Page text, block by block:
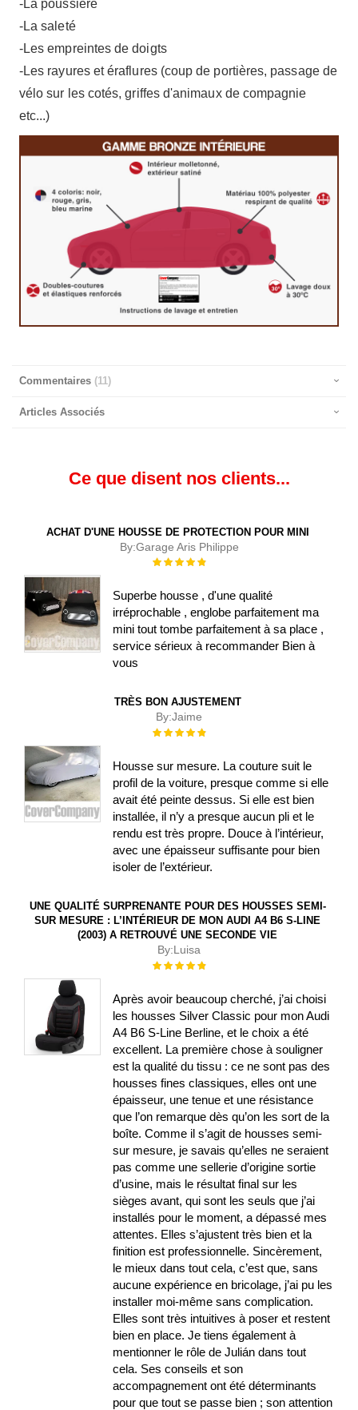
-La poussière
-La saleté
-Les empreintes de doigts
-Les rayures et éraflures (coup de portières, passage de
vélo sur les cotés, griffes d'animaux de compagnie
etc...)
Commentaires 11
Articles Associés
Ce que disent nos clients...
ACHAT D'UNE HOUSSE DE PROTECTION POUR MINI
By:Garage Aris Philippe
Évaluation :
Superbe housse , d'une qualité
irréprochable , englobe parfaitement ma
mini tout tombe parfaitement à sa place ,
service sérieux à recommander Bien à
vous
TRÈS BON AJUSTEMENT
By:Jaime
Évaluation :
Housse sur mesure. La couture suit le
profil de la voiture, presque comme si elle
avait été peinte dessus. Si elle est bien
installée, il n’y a presque aucun pli et le
rendu est très propre. Douce à l’intérieur,
avec une épaisseur suffisante pour bien
isoler de l’extérieur.
UNE QUALITÉ SURPRENANTE POUR DES HOUSSES SEMI-
SUR MESURE : L’INTÉRIEUR DE MON AUDI A4 B6 S-LINE
(2003) A RETROUVÉ UNE SECONDE VIE
By:Luisa
Évaluation :
Après avoir beaucoup cherché, j’ai choisi
les housses Silver Classic pour mon Audi
A4 B6 S-Line Berline, et le choix a été
excellent. La première chose à souligner
est la qualité du tissu : ce ne sont pas des
housses fines classiques, elles ont une
épaisseur, une tenue et une résistance
que l’on remarque dès qu’on les sort de la
boîte. Comme il s’agit de housses semi-
sur mesure, je savais qu’elles ne seraient
pas comme une sellerie d’origine sortie
d’usine, mais le résultat final sur les
sièges avant, qui sont les seuls que j’ai
installés pour le moment, a dépassé mes
attentes. Elles s’ajustent très bien et la
finition est professionnelle. Sincèrement,
le mieux dans tout cela, c’est que, sans
aucune expérience en bricolage, j’ai pu les
installer moi-même sans complication.
Elles sont très intuitives à poser et restent
bien en place. Je tiens également à
mentionner le rôle de Julián dans tout
cela. Ses conseils et son
accompagnement ont été déterminants
pour que tout se passe bien ; son attention